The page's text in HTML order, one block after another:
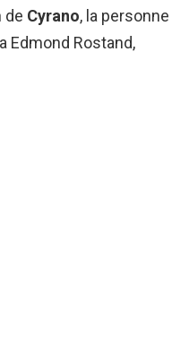
de Cyrano, la personne
Edmond Rostand,